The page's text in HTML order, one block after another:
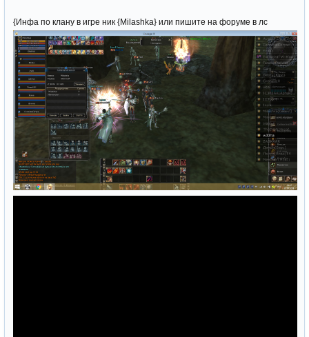
{Инфа по клану в игре ник {Milashka} или пишите на форуме в лс